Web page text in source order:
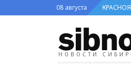
08 августа
НОВОСТИ